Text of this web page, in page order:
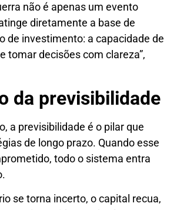
não é apenas um evento
diretamente a base de
de investimento: a capacidade de
tomar decisões com clareza”,
da previsibilidade
a previsibilidade é o pilar que
de longo prazo. Quando esse
todo o sistema entra
se torna incerto, o capital recua,